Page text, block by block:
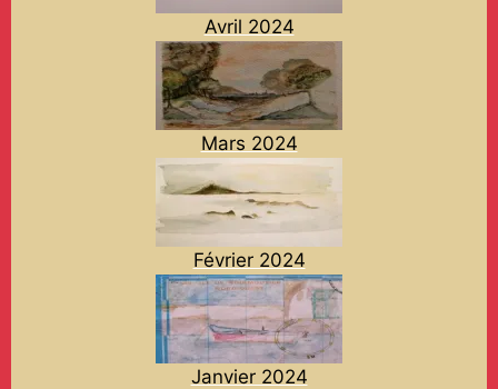
Avril 2024
Mars 2024
Février 2024
Janvier 2024